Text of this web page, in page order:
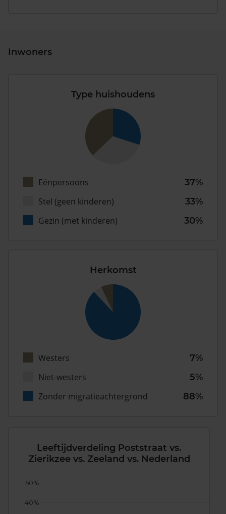
Inwoners
Type huishoudens
Eénpersoons
37%
Stel (geen kinderen)
33%
Gezin (met kinderen)
30%
Herkomst
Westers
7%
Niet-westers
5%
Zonder migratieachtergrond
88%
Leeftijdverdeling Poststraat vs.
Zierikzee vs. Zeeland vs. Nederland
40%
50%